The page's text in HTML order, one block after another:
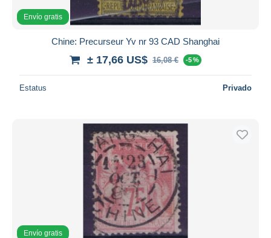
Envío gratis
Chine: Precurseur Yv nr 93 CAD Shanghai
± 17,66 US$ 16,08 € -5 %
Estatus Privado
Envío gratis